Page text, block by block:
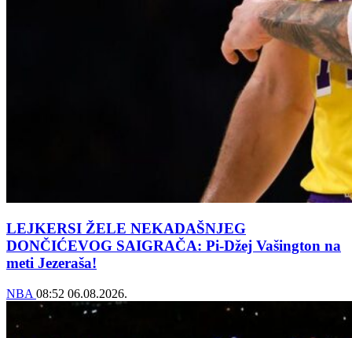
LEJKERSI ŽELE NEKADAŠNJEG
DONČIĆEVOG SAIGRAČA: Pi-Džej Vašington na
meti Jezeraša!
NBA 08:52 06.08.2026.